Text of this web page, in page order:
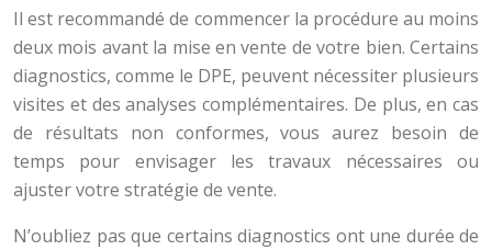
Il est recommandé de commencer la procédure au moins
deux mois avant la mise en vente de votre bien. Certains
diagnostics, comme le DPE, peuvent nécessiter plusieurs
visites et des analyses complémentaires. De plus, en cas
de résultats non conformes, vous aurez besoin de
temps pour envisager les travaux nécessaires ou
ajuster votre stratégie de vente.
N’oubliez pas que certains diagnostics ont une durée de